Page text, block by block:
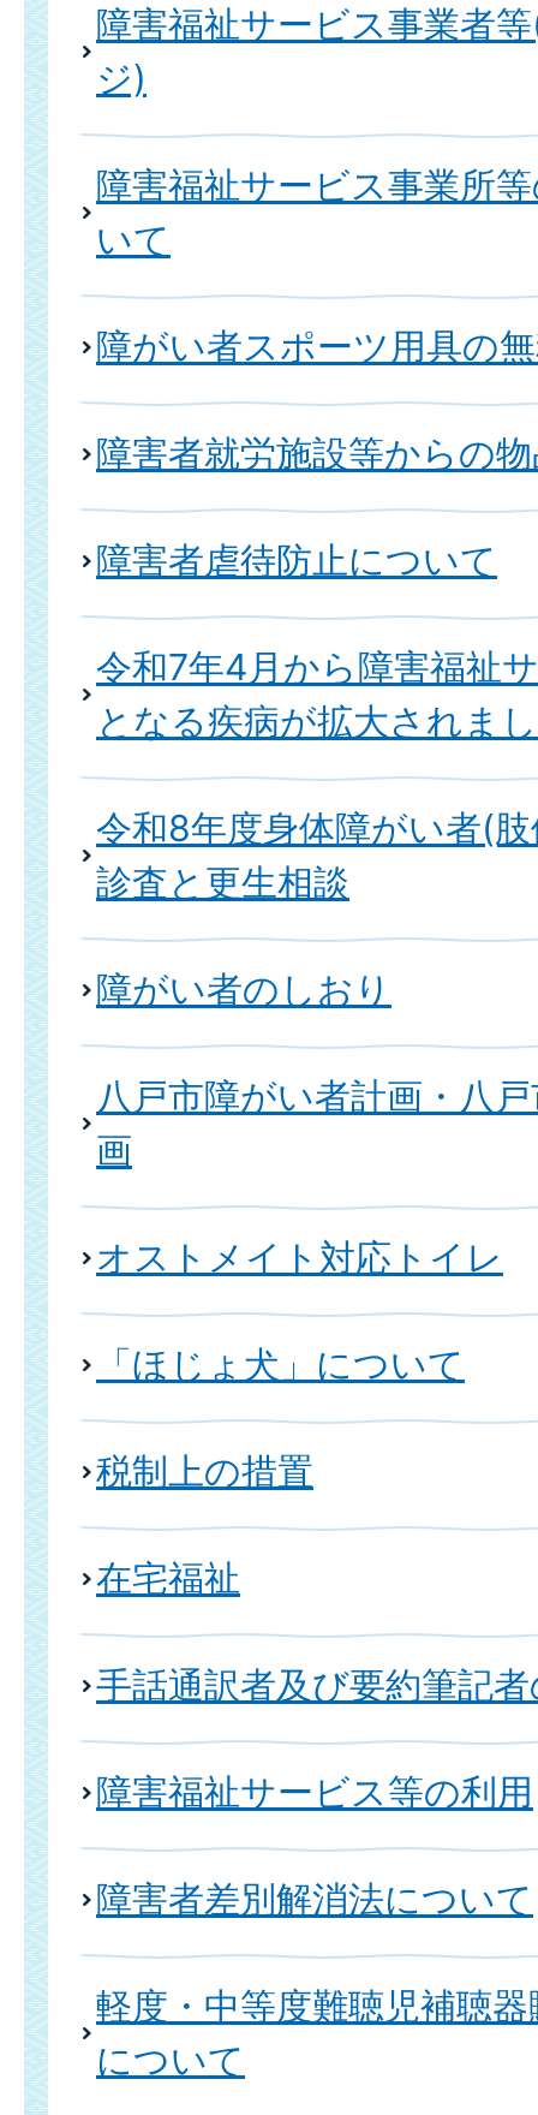
障害福祉サービス事業者
ジ)
障害福祉サービス事業所
いて
障がい者スポーツ用具の
障害者就労施設等からの
障害者虐待防止について
令和7年4月から障害福祉
となる疾病が拡大されま
令和8年度身体障がい者(
診査と更生相談
障がい者のしおり
八戸市障がい者計画・八
画
オストメイト対応トイレ
「ほじょ犬」について
税制上の措置
在宅福祉
手話通訳者及び要約筆記
障害福祉サービス等の利用
障害者差別解消法について
軽度・中等度難聴児補聴
について